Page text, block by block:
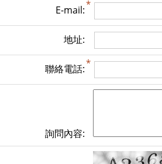
E-mail:
地址:
聯絡電話:
詢問內容: